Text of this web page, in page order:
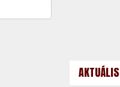
AKTUÁLIS